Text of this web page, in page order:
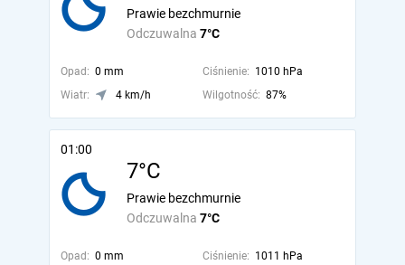
Odczuwalna 7°C
Prawie bezchmurnie
Opad: 0 mm Ciśnienie: 1010 hPa
Wiatr:
4 km/h Wilgotność: 87%
01:00
7°C
Odczuwalna 7°C
Prawie bezchmurnie
Opad: 0 mm Ciśnienie: 1011 hPa